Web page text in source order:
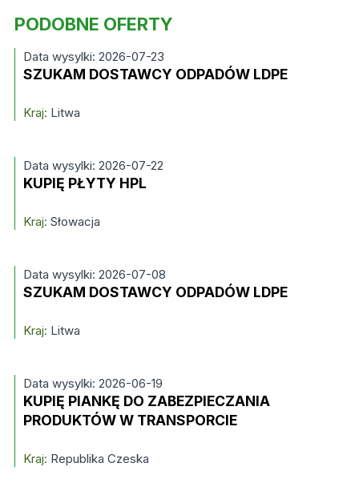
PODOBNE OFERTY
Data wysylki: 2026-07-23
SZUKAM DOSTAWCY ODPADÓW LDPE
Kraj: Litwa
Data wysylki: 2026-07-22
KUPIĘ PŁYTY HPL
Kraj: Słowacja
Data wysylki: 2026-07-08
SZUKAM DOSTAWCY ODPADÓW LDPE
Kraj: Litwa
Data wysylki: 2026-06-19
KUPIĘ PIANKĘ DO ZABEZPIECZANIA
PRODUKTÓW W TRANSPORCIE
Kraj: Republika Czeska